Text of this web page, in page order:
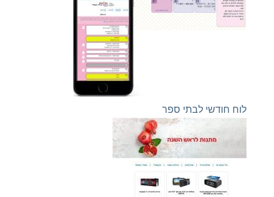
לוח חודשי לבתי ספר